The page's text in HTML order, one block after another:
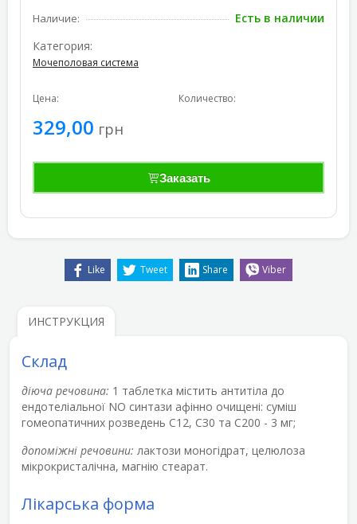
Наличие:
Есть в наличии
Категория:
Мочеполовая система
Цена:
329,00 грн
Количество:
Заказать
Like Tweet Share Viber
ИНСТРУКЦИЯ
Склад
діюча речовина: 1 таблетка містить антитіла до
ендотеліальної NO синтази афінно очищені: суміш
гомеопатичних розведень С12, СЗ0 та С200 - 3 мг;
допоміжні речовини: лактози моногідрат, целюлоза
мікрокристалічна, магнію стеарат.
Лікарська форма